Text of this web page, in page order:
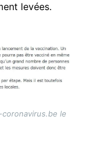
levées.
le